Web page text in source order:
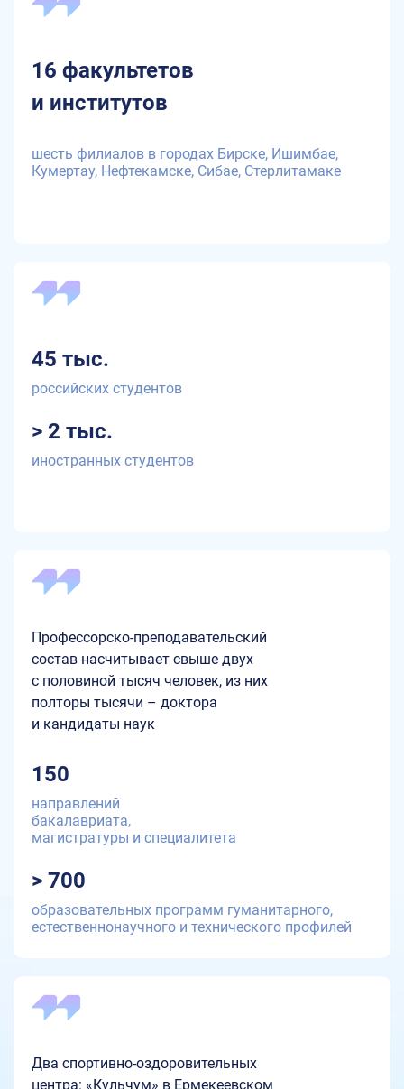
16 факультетов
и институтов
шесть филиалов в городах Бирске, Ишимбае,
Кумертау, Нефтекамске, Сибае, Стерлитамаке
45 тыс.
российских студентов
> 2 тыс.
иностранных студентов
Профессорско-преподавательский
состав насчитывает свыше двух
с половиной тысяч человек, из них
полторы тысячи – доктора
и кандидаты наук
150
направлений
бакалавриата,
магистратуры и специалитета
> 700
образовательных программ гуманитарного,
естественнонаучного и технического профилей
Два спортивно-оздоровительных
центра: «Кульчум» в Ермекеевском